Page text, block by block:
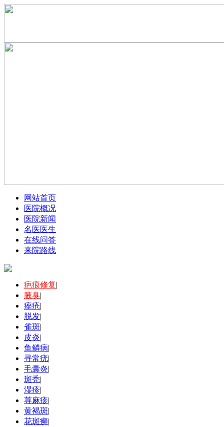
网站首页
医院概况
医院新闻
名医医生
在线问答
来院路线
疤痕修复|
腋臭|
痤疮|
脱发|
雀斑|
皮炎|
鱼鳞病|
寻常疣|
毛囊炎|
斑秃|
湿疹|
荨麻疹|
黄褐斑|
花斑癣|